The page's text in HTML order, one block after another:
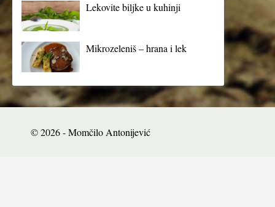
Lekovite biljke u kuhinji
Mikrozeleniš – hrana i lek
© 2026 - Momčilo Antonijević